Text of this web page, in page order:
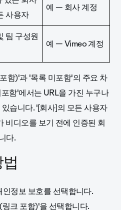
사용자
예 — 회사 계정
팀 구성원
예 — Vimeo 계정
함)'과 '목록 미포함'의 주요 차
함'에서는 URL을 가진 누구나
습니다. '[회사]의 모든 사용자
비디오를 보기 전에 인증된 회
다.
정보 보호를 선택합니다.
크 포함)'을 선택합니다.